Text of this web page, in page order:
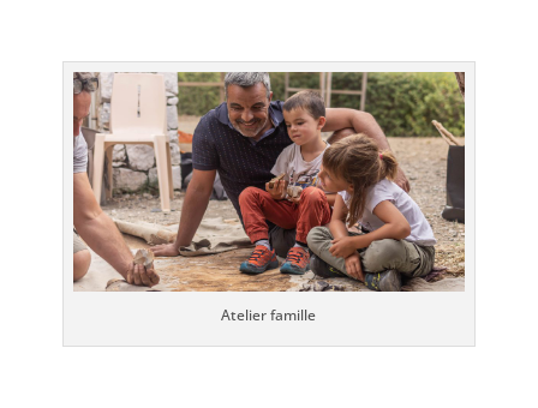
Atelier famille